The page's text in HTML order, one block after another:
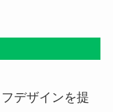
デザインを提